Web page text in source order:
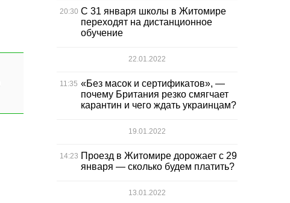
20:30 С 31 января школы в Житомире
переходят на дистанционное
обучение
22.01.2022
11:35 «Без масок и сертификатов», —
почему Британия резко смягчает
карантин и чего ждать украинцам?
19.01.2022
14:23 Проезд в Житомире дорожает с 29
января — сколько будем платить?
13.01.2022